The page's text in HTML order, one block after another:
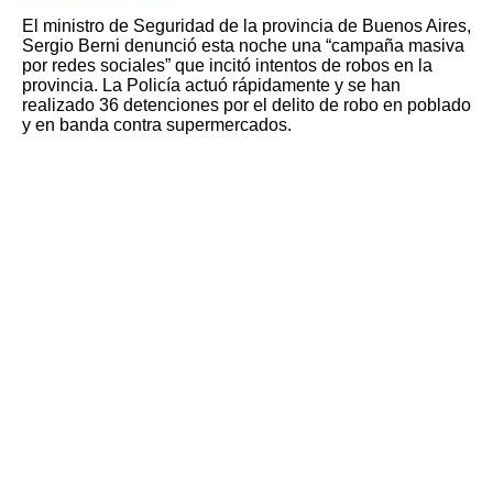
El ministro de Seguridad de la provincia de Buenos Aires,
Sergio Berni denunció esta noche una “campaña masiva
por redes sociales” que incitó intentos de robos en la
provincia. La Policía actuó rápidamente y se han
realizado 36 detenciones por el delito de robo en poblado
y en banda contra supermercados.